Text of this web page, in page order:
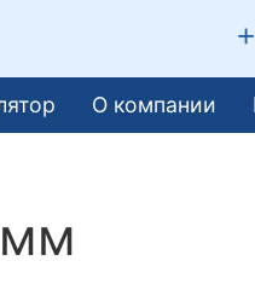
О компании
мм